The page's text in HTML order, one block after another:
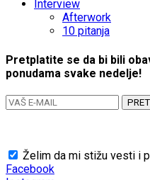
Interview
Afterwork
10 pitanja
Pretplatite se da bi bili
ponudama svake nedelje!
Želim da mi stižu vesti i
Facebook